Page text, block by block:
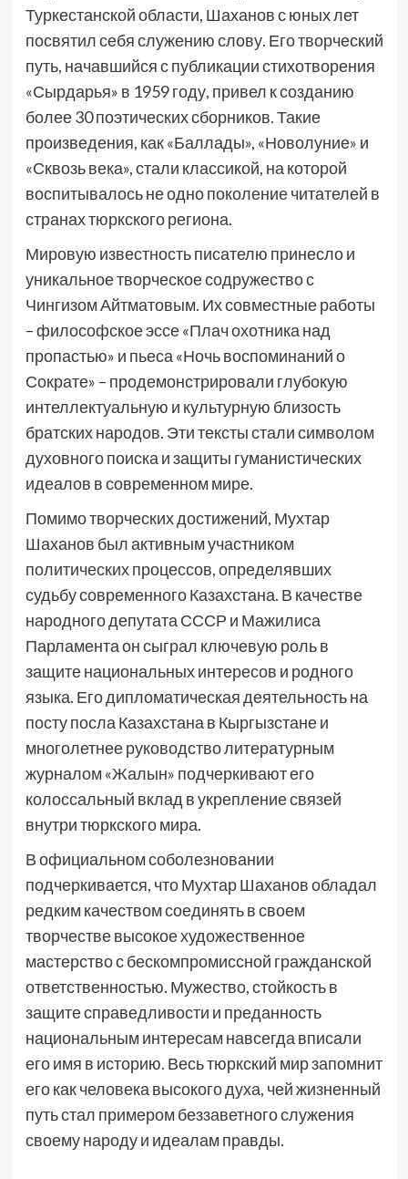
Туркестанской области, Шаханов с юных лет
посвятил себя служению слову. Его творческий
путь, начавшийся с публикации стихотворения
«Сырдарья» в 1959 году, привел к созданию
более 30 поэтических сборников. Такие
произведения, как «Баллады», «Новолуние» и
«Сквозь века», стали классикой, на которой
воспитывалось не одно поколение читателей в
странах тюркского региона.
Мировую известность писателю принесло и
уникальное творческое содружество с
Чингизом Айтматовым. Их совместные работы
– философское эссе «Плач охотника над
пропастью» и пьеса «Ночь воспоминаний о
Сократе» – продемонстрировали глубокую
интеллектуальную и культурную близость
братских народов. Эти тексты стали символом
духовного поиска и защиты гуманистических
идеалов в современном мире.
Помимо творческих достижений, Мухтар
Шаханов был активным участником
политических процессов, определявших
судьбу современного Казахстана. В качестве
народного депутата СССР и Мажилиса
Парламента он сыграл ключевую роль в
защите национальных интересов и родного
языка. Его дипломатическая деятельность на
посту посла Казахстана в Кыргызстане и
многолетнее руководство литературным
журналом «Жалын» подчеркивают его
колоссальный вклад в укрепление связей
внутри тюркского мира.
В официальном соболезновании
подчеркивается, что Мухтар Шаханов обладал
редким качеством соединять в своем
творчестве высокое художественное
мастерство с бескомпромиссной гражданской
ответственностью. Мужество, стойкость в
защите справедливости и преданность
национальным интересам навсегда вписали
его имя в историю. Весь тюркский мир запомнит
его как человека высокого духа, чей жизненный
путь стал примером беззаветного служения
своему народу и идеалам правды.